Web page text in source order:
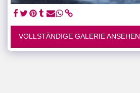
VOLLSTÄNDIGE GALERIE ANSEHEN